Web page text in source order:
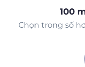
100
Chọn trong số